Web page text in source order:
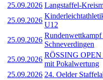
25.09.2026 Langstaffel-
25.09.2026
U12
25.09.2026
Schneverdingen
25.09.2026
RÖSSING OPEN
mit Pokalwertung
25.09.2026 24. Oelder